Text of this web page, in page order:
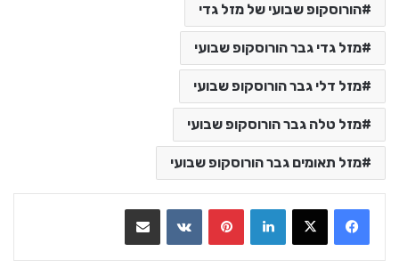
הורוסקופ שבועי של מזל גדי
מזל גדי גבר הורוסקופ שבועי
מזל דלי גבר הורוסקופ שבועי
מזל טלה גבר הורוסקופ שבועי
מזל תאומים גבר הורוסקופ שבועי
LinkedIn
VKontakte